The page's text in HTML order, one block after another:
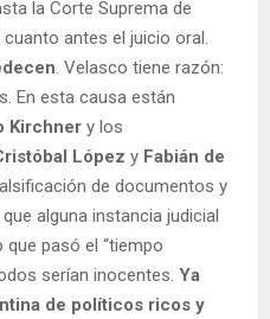
la Corte Suprema de
antes el juicio oral.
. Velasco tiene razón:
En esta causa están
Kirchner y los
López y Fabián de
de documentos y
alguna instancia judicial
pasó el “tiempo
serían inocentes. Ya
de políticos ricos y